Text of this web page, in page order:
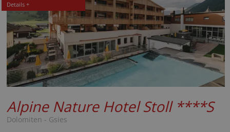
Details +
Alpine Nature Hotel Stoll ****S
Dolomiten - Gsies